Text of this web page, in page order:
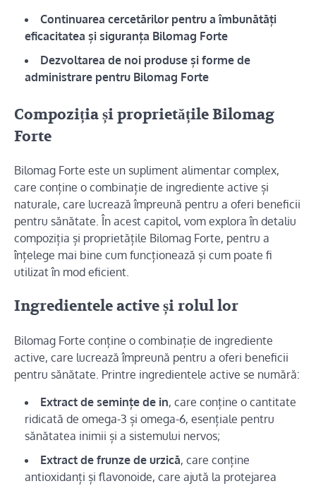
Continuarea cercetărilor pentru a îmbunătăți
eficacitatea și siguranța Bilomag Forte
Dezvoltarea de noi produse și forme de
administrare pentru Bilomag Forte
Compoziția și proprietățile Bilomag
Forte
Bilomag Forte este un supliment alimentar complex,
care conține o combinație de ingrediente active și
naturale, care lucrează împreună pentru a oferi beneficii
pentru sănătate. În acest capitol, vom explora în detaliu
compoziția și proprietățile Bilomag Forte, pentru a
înțelege mai bine cum funcționează și cum poate fi
utilizat în mod eficient.
Ingredientele active și rolul lor
Bilomag Forte conține o combinație de ingrediente
active, care lucrează împreună pentru a oferi beneficii
pentru sănătate. Printre ingredientele active se numără:
Extract de semințe de in, care conține o cantitate
ridicată de omega-3 și omega-6, esențiale pentru
sănătatea inimii și a sistemului nervos;
Extract de frunze de urzică, care conține
antioxidanți și flavonoide, care ajută la protejarea